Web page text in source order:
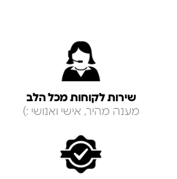
שירות לקוחות מכל הלב
מענה מהיר, אישי ואנושי :)